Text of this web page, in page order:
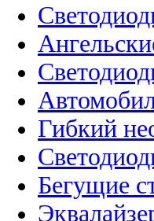
Гибкий
Бегущие